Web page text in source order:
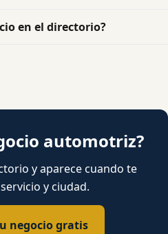
en el directorio?
automotriz?
y aparece cuando te
y ciudad.
negocio gratis